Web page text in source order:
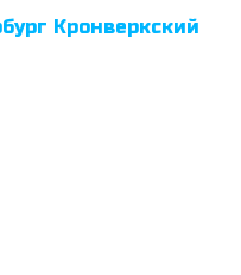
Кронверкский